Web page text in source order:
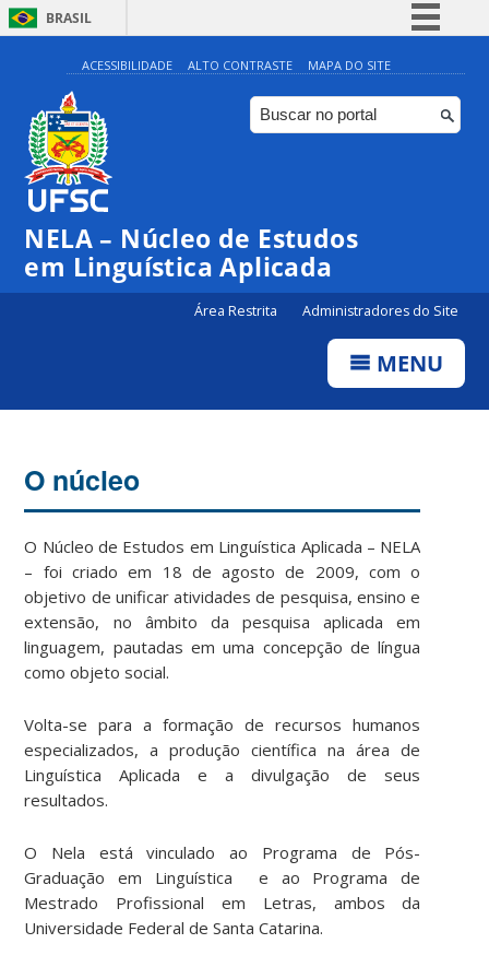
BRASIL
Simplifique!
Comunica BR
Participe
Canais
ACESSIBILIDADE ALTO CONTRASTE MAPA DO SITE
NELA – Núcleo de Estudos
em Linguística Aplicada
Área Restrita Administradores do Site
MENU
O núcleo
O Núcleo de Estudos em Linguística Aplicada – NELA
– foi criado em 18 de agosto de 2009, com o
objetivo de unificar atividades de pesquisa, ensino e
extensão, no âmbito da pesquisa aplicada em
linguagem, pautadas em uma concepção de língua
como objeto social.
Volta-se para a formação de recursos humanos
especializados, a produção científica na área de
Linguística Aplicada e a divulgação de seus
resultados.
O Nela está vinculado ao Programa de Pós-
Graduação em Linguística e ao Programa de
Mestrado Profissional em Letras, ambos da
Universidade Federal de Santa Catarina.